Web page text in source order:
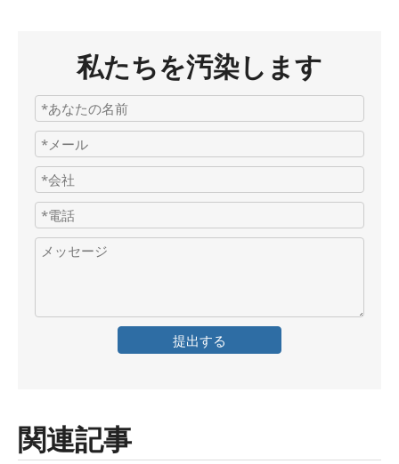
私たちを汚染します
提出する
関連記事